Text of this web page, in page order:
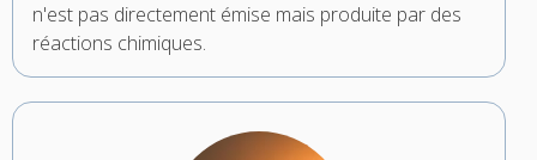
n'est pas directement émise mais produite par des
réactions chimiques.